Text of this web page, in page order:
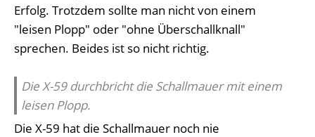
Erfolg. Trotzdem sollte man nicht von einem
"leisen Plopp" oder "ohne Überschallknall"
sprechen. Beides ist so nicht richtig.
Die X-59 durchbricht die Schallmauer mit einem
leisen Plopp.
Die X-59 hat die Schallmauer noch nie